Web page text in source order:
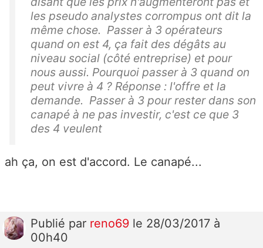
les pseudo analystes corrompus ont dit la
même chose. Passer à 3 opérateurs
quand on est 4, ça fait des dégâts au
niveau social (côté entreprise) et pour
nous aussi. Pourquoi passer à 3 quand on
peut vivre à 4 ? Réponse : l'offre et la
demande. Passer à 3 pour rester dans son
canapé à ne pas investir, c'est ce que 3
des 4 veulent
ah ça, on est d'accord. Le canapé...
Publié par reno69 le 28/03/2017 à
00h40